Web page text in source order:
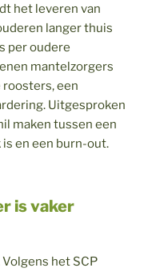
het leveren van
langer thuis
per oudere
mantelzorgers
een
Uitgesproken
maken tussen een
en een burn-out.
is vaker
het SCP